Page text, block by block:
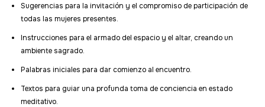
Sugerencias para la invitación y el compromiso de participación de
todas las mujeres presentes.
Instrucciones para el armado del espacio y el altar, creando un
ambiente sagrado.
Palabras iniciales para dar comienzo al encuentro.
Textos para guiar una profunda toma de conciencia en estado
meditativo.